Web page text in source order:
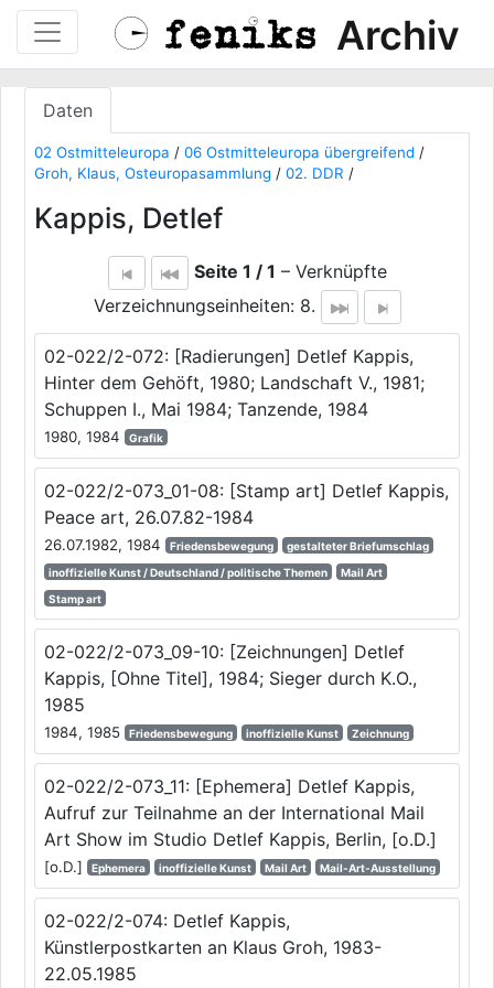
Archiv
Daten
02 Ostmitteleuropa / 06 Ostmitteleuropa übergreifend /
Groh, Klaus, Osteuropasammlung / 02. DDR /
Kappis, Detlef
Seite 1 / 1 – Verknüpfte
Verzeichnungseinheiten: 8.
02-022/2-072: [Radierungen] Detlef Kappis,
Hinter dem Gehöft, 1980; Landschaft V., 1981;
Schuppen I., Mai 1984; Tanzende, 1984
1980, 1984 Grafik
02-022/2-073_01-08: [Stamp art] Detlef Kappis,
Peace art, 26.07.82-1984
26.07.1982, 1984 Friedensbewegung
gestalteter Briefumschlag
inoffizielle Kunst / Deutschland / politische Themen
Mail Art
Stamp art
02-022/2-073_09-10: [Zeichnungen] Detlef
Kappis, [Ohne Titel], 1984; Sieger durch K.O.,
1985
1984, 1985 Friedensbewegung inoffizielle Kunst Zeichnung
02-022/2-073_11: [Ephemera] Detlef Kappis,
Aufruf zur Teilnahme an der International Mail
Art Show im Studio Detlef Kappis, Berlin, [o.D.]
[o.D.] Ephemera inoffizielle Kunst Mail Art Mail-Art-Ausstellung
02-022/2-074: Detlef Kappis,
Künstlerpostkarten an Klaus Groh, 1983-
22.05.1985